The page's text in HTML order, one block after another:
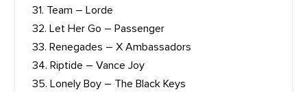
31. Team – Lorde
32. Let Her Go – Passenger
33. Renegades – X Ambassadors
34. Riptide – Vance Joy
35. Lonely Boy – The Black Keys